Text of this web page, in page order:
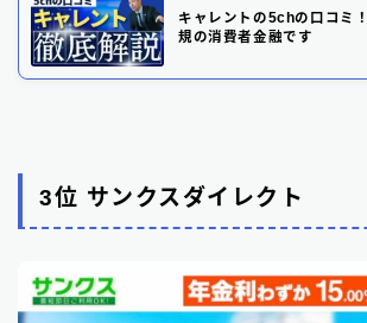
キャレントの5chの口コミ
規の消費者金融です
3位 サンクスダイレクト